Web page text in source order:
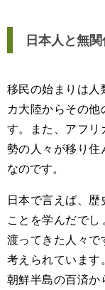
日本人と無
移民の始まりは人
カ大陸からその
す。また、アフ
勢の人々が移り
なのです。
日本で言えば、
ことを学んだで
渡ってきた人々で
考えられています
朝鮮半島の百済か